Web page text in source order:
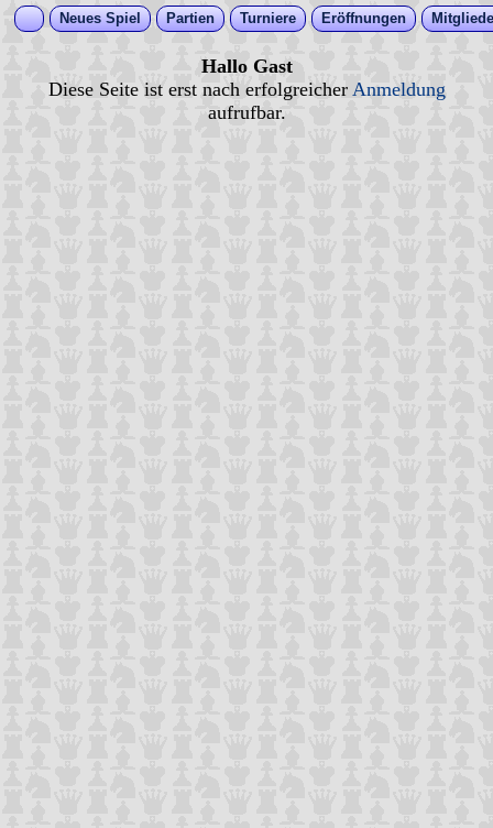
Neues Spiel Partien Turniere Eröffnungen
Hallo Gast
Diese Seite ist erst nach erfolgreicher Anmeldung
aufrufbar.